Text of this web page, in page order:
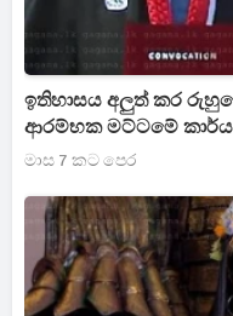
ඉතිහාසය අලුත් කර
ආරම්භක මට්ටමේ
මාස 7 කට පෙර